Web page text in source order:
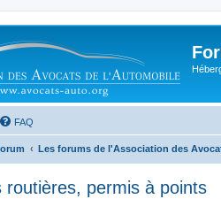
FAQ
Les forums de l'Association des
routières, permis à points